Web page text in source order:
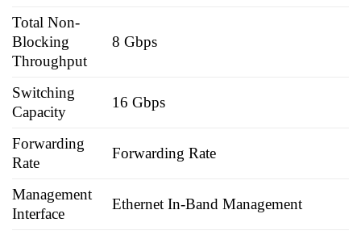
Total Non-
Blocking
Throughput
8 Gbps
Switching
Capacity
16 Gbps
Forwarding
Rate
Forwarding Rate
Management
Interface
Ethernet In-Band Management